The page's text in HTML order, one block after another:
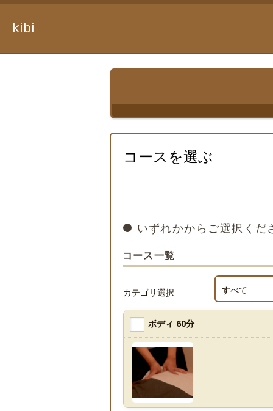
kibi
コースを選ぶ
いずれかからご選択くだ
コース一覧
カテゴリ選択 すべて
ボディ 60分